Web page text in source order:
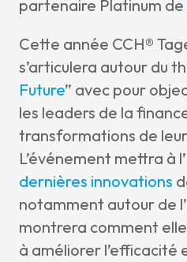
partenaire Platinum de
Cette année CCH®
s’articulera autour du
Future” avec pour
les leaders de la
transformations de
L’événement mettra à
dernières innovations
notamment autour de
montrera comment
à améliorer l’efficacité